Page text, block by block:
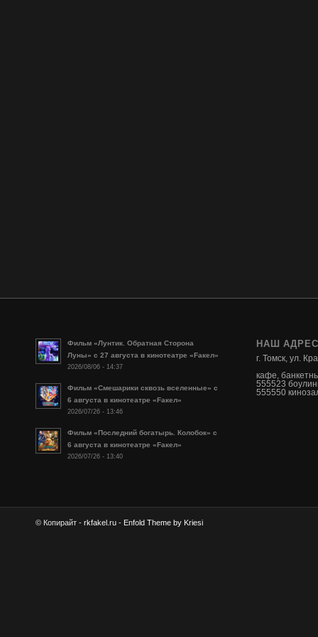
Фильм «Лунтик. Обратная Сторона
Луны» с 27 августа в кинотеатре «Fакел»
2026/08/06 - 14:37
Фильм «Смешарики сквозь вселенные» с
6 августа в кинотеатре «Fакел»
2026/07/26 - 13:46
Фильм «Последний богатырь. Колобок» с
6 августа в кинотеатре «Fакел»
2026/07/26 - 13:40
НАШ АДРЕС
г. Томск, ул.
кафе,
555523
555550
© Копирайт - rkfakel.ru - Enfold Theme by Kriesi